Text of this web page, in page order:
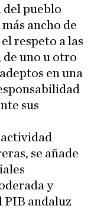
del pueblo
ancho de
respeto a las
de uno u otro
en una
sus
se añade
y
PIB andaluz